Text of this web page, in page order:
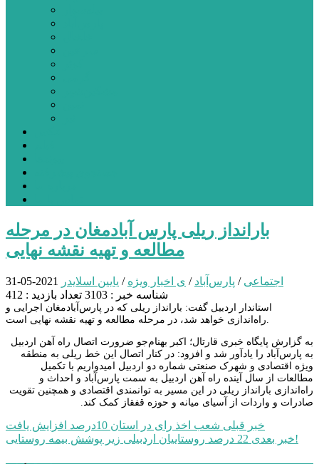
بارانداز ریلی پارس آبادمغان در مرحله
مطالعه و تهیه نقشه نهایی
اجتماعی / پارس‌آباد / ی اخبار ویژه / یایین اسلایدر
2021-05-31
شناسه خبر : 3103
تعداد بازدید : 412
استاندار اردبیل گفت: بارانداز ریلی که در پارس‌آبادمغان اجرایی و
راه‌اندازی خواهد شد، در مرحله مطالعه و تهیه نقشه نهایی است.
به گزارش پایگاه خبری قارتال؛ اکبر بهنام‌جو ضرورت اتصال راه آهن اردبیل
به پارس‌آباد را یادآور شد و افزود: در کنار اتصال این خط ریلی به منطقه
ویژه اقتصادی و شهرک صنعتی شماره دو اردبیل امیدواریم با تکمیل
مطالعات از سال آینده راه آهن اردبیل به سمت پارس‌آباد و احداث و
راه‌اندازی بارانداز ریلی در این مسیر به توانمندی اقتصادی و همچنین تقویت
صادرات و واردات از آسیای میانه و حوزه قفقاز کمک کند.
راهبری
نوشته
خبر قبلی شعب اخذ رای در استان 10درصد افزایش یافت
خبر بعدی22 درصد روستاییان اردبیلی زیر پوشش بیمه روستایی!